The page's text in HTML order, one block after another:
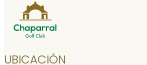
UBICACIÓN